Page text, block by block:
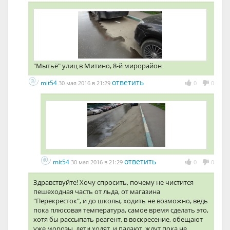
"Мытьё" улиц в Митино, 8-й мирорайон
0 0
mit54 30 мая 2016 в 21:29 ответить
0 0
mit54 30 мая 2016 в 21:29 ответить
Здравствуйте! Хочу спросить, почему не чистится
пешеходная часть от льда, от магазина
"Перекрёсток", и до школы, ходить не возможно, ведь
пока плюсовая температура, самое время сделать это,
хотя бы рассыпать реагент, в воскресение, обещают